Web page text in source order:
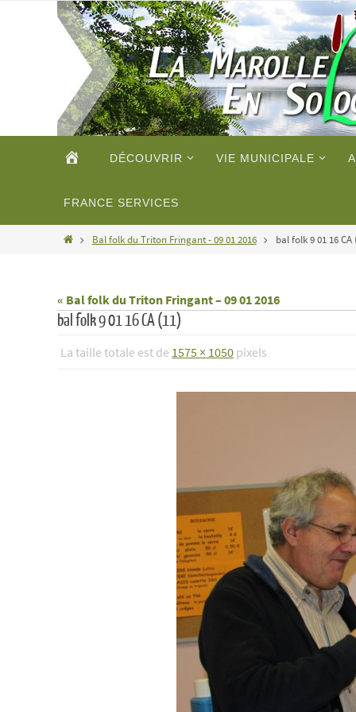
ACCUEILDÉCOUVRIR VIE MUNICIPALE
FRANCE SERVICES
HomeBal folk du Triton Fringant - 09 01 2016 bal folk 9 01 16 CA
« Bal folk du Triton Fringant – 09 01 2016
bal folk 9 01 16 CA (11)
La taille totale est de 1575 × 1050 pixels